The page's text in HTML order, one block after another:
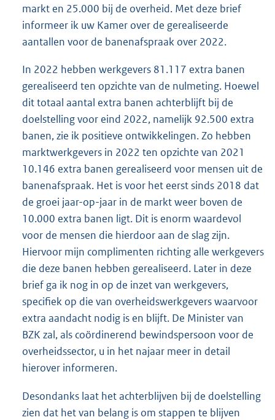
markt en 25.000 bij de overheid. Met deze brief
informeer ik uw Kamer over de gerealiseerde
aantallen voor de banenafspraak over 2022.
In 2022 hebben werkgevers 81.117 extra banen
gerealiseerd ten opzichte van de nulmeting. Hoewel
dit totaal aantal extra banen achterblijft bij de
doelstelling voor eind 2022, namelijk 92.500 extra
banen, zie ik positieve ontwikkelingen. Zo hebben
marktwerkgevers in 2022 ten opzichte van 2021
10.146 extra banen gerealiseerd voor mensen uit de
banenafspraak. Het is voor het eerst sinds 2018 dat
de groei jaar-op-jaar in de markt weer boven de
10.000 extra banen ligt. Dit is enorm waardevol
voor de mensen die hierdoor aan de slag zijn.
Hiervoor mijn complimenten richting alle werkgevers
die deze banen hebben gerealiseerd. Later in deze
brief ga ik nog in op de inzet van werkgevers,
specifiek op die van overheidswerkgevers waarvoor
extra aandacht nodig is en blijft. De Minister van
BZK zal, als coördinerend bewindspersoon voor de
overheidssector, u in het najaar meer in detail
hierover informeren.
Desondanks laat het achterblijven bij de doelstelling
zien dat het van belang is om stappen te blijven